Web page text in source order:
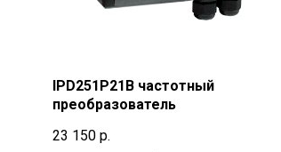
IPD251P21B частотный
преобразователь
23 150 р.